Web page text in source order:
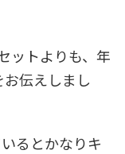
ットよりも、年
伝えしまし
るとかなりキ